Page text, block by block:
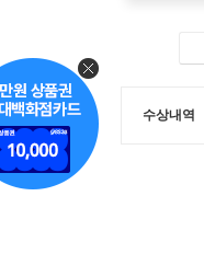
수상내역